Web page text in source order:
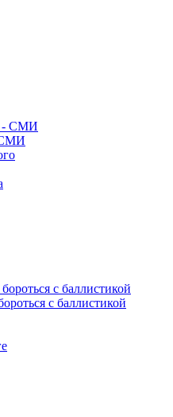
СМИ
с баллистикой